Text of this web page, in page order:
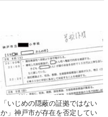
「いじめの隠蔽の証拠ではない
か」神戸市が存在を否定してい